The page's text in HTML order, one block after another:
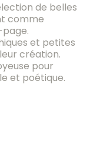
de belles
comme
et petites
création.
pour
et poétique.